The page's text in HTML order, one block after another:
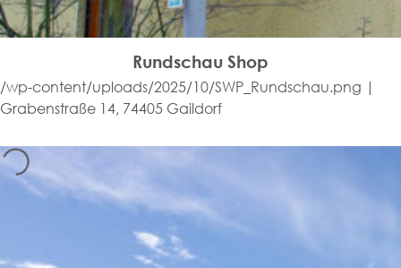
Rundschau Shop
/wp-content/uploads/2025/10/SWP_Rundschau.png |
Grabenstraße 14, 74405 Gaildorf